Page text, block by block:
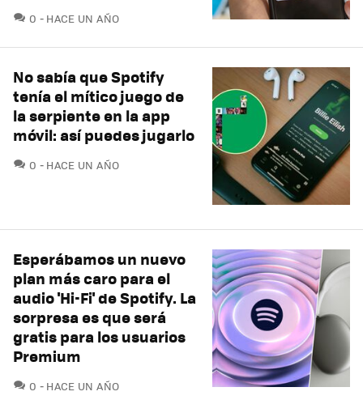
0 COMENTARIOS
HACE UN AÑO
No sabía que Spotify
tenía el mítico juego de
la serpiente en la app
móvil: así puedes jugarlo
0 COMENTARIOS
HACE UN AÑO
Esperábamos un nuevo
plan más caro para el
audio 'Hi-Fi' de Spotify. La
sorpresa es que será
gratis para los usuarios
Premium
0 COMENTARIOS
HACE UN AÑO